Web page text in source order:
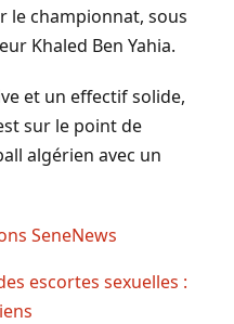
le championnat, sous
Khaled Ben Yahia.
et un effectif solide,
sur le point de
algérien avec un
escortes sexuelles :